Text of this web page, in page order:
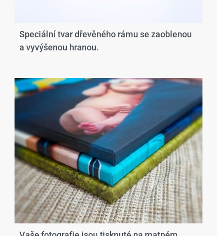
Speciální tvar dřevěného rámu se zaoblenou
a vyvýšenou hranou.​